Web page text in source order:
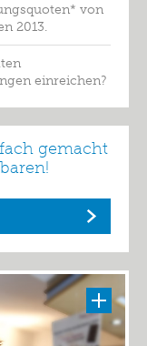
von
2013.
einreichen?
gemacht